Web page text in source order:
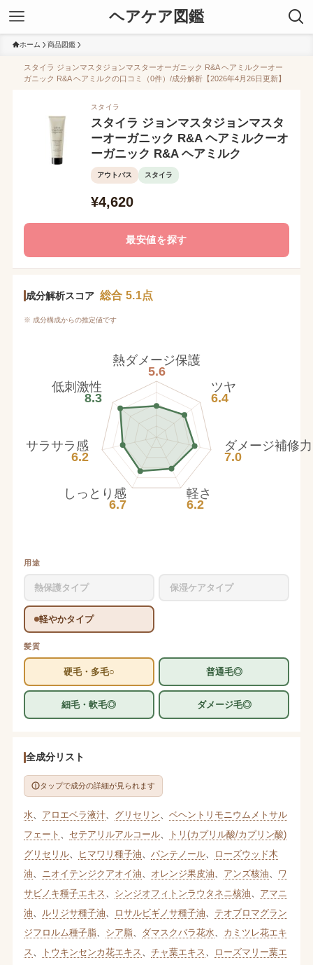
ヘアケア図鑑
ホーム 商品図鑑
スタイラ ジョンマスタジョンマスターオーガニック R&A ヘアミルクーオー
ガニック R&A ヘアミルクの口コミ（0件）/成分解析【2026年4月26日更新】
スタイラ
スタイラ ジョンマスタジョンマスタ
ーオーガニック R&A ヘアミルクーオ
ーガニック R&A ヘアミルク
アウトバス スタイラ
¥4,620
最安値を探す
成分解析スコア 総合 5.1点
※ 成分構成からの推定値です
熱ダメージ保護
5.6
ツヤ
6.4
ダメージ補修力
7.0
軽さ
6.2
しっとり感
6.7
サラサラ感
6.2
低刺激性
8.3
用途
熱保護タイプ 保湿ケアタイプ
軽やかタイプ
髪質
硬毛・多毛○ 普通毛◎
細毛・軟毛◎ ダメージ毛◎
全成分リスト
タップで成分の詳細が見られます
水 アロエベラ液汁、 グリセリン
ベヘントリモニウムメトサル
フェート
セテアリルアルコール、
トリ(カプリル酸/カプリン酸)
グリセリル、 ヒマワリ種子油 パンテノール、
ローズウッド木
油
ニオイテンジクアオイ油 オレンジ果皮油 アンズ核油
ワ
サビノキ種子エキス
シンジオフィトンラウタネニ核油
アマニ
油
ルリジサ種子油 ロサルビギノサ種子油
テオブロマグラン
ジフロルム種子脂、 シア脂、 ダマスクバラ花水
カミツレ花エキ
ス
トウキンセンカ花エキス チャ葉エキス
ローズマリー葉エ